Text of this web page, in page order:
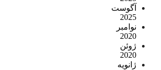
آگوست
2025
نوامبر
2020
ژوئن
2020
ژانویه